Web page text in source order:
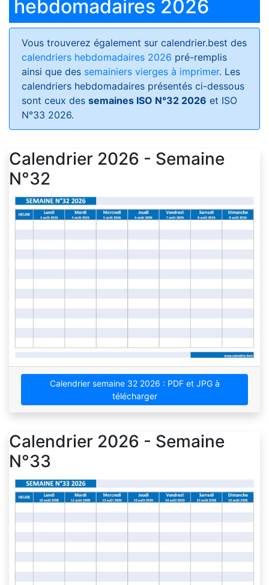
hebdomadaires 2026
Vous trouverez également sur calendrier.best des
calendriers hebdomadaires 2026 pré-remplis
ainsi que des semainiers vierges à imprimer. Les
calendriers hebdomadaires présentés ci-dessous
sont ceux des semaines ISO N°32 2026 et ISO
N°33 2026.
Calendrier 2026 - Semaine
N°32
Calendrier semaine 32 2026 : PDF et JPG à
télécharger
Calendrier 2026 - Semaine
N°33